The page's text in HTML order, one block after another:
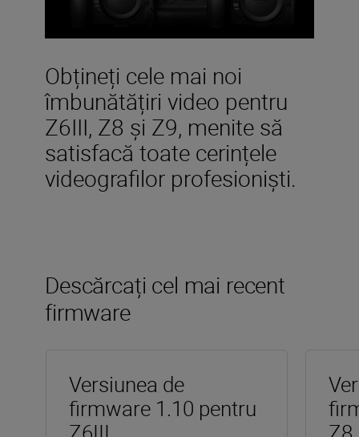
Obțineți cele mai noi
îmbunătățiri video pentru
Z6III, Z8 și Z9, menite să
satisfacă toate cerințele
videografilor profesioniști.
Descărcați cel mai recent
firmware
Versiunea de
firmware 1.10 pentru